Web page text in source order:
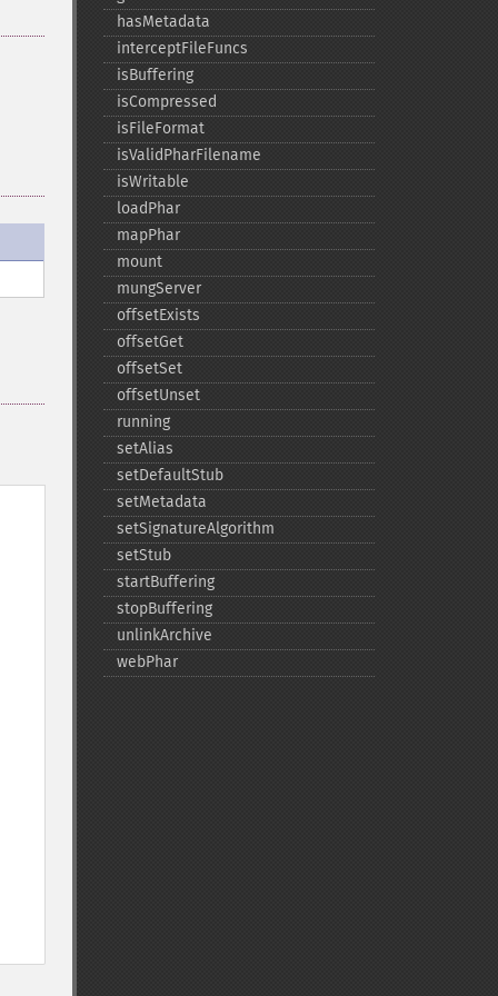
hasMetadata
interceptFileFuncs
isBuffering
isCompressed
isFileFormat
isValidPharFilename
isWritable
loadPhar
mapPhar
mount
mungServer
offsetExists
offsetGet
offsetSet
offsetUnset
running
setAlias
setDefaultStub
setMetadata
setSignatureAlgorithm
setStub
startBuffering
stopBuffering
unlinkArchive
webPhar